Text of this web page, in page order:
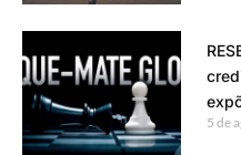
5 de